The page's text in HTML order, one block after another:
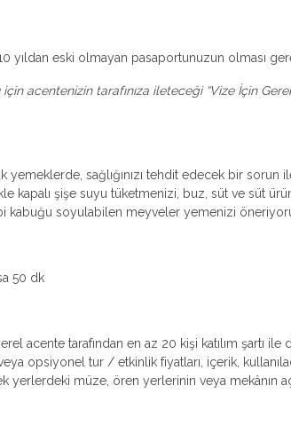
yıldan eski olmayan pasaportunuzun olması
acentenizin tarafınıza ileteceği “Vize İçin
sağlığınızı tehdit edecek bir sorun
kapalı şişe suyu tüketmenizi, buz, süt ve süt
kabuğu soyulabilen meyveler yemenizi
dk
acente tarafından en az 20 kişi katılım şartı
opsiyonel tur / etkinlik fiyatları, içerik,
müze, ören yerlerinin veya mekânın